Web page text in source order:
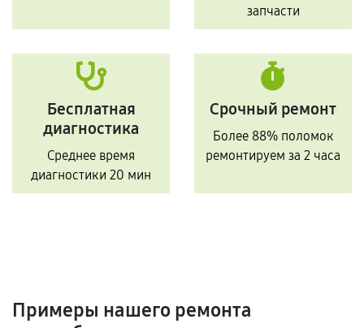
запчасти
Бесплатная
диагностика
Среднее время
диагностики 20 мин
Срочный ремонт
Более 88% поломок
ремонтируем за 2 часа
Примеры нашего ремонта